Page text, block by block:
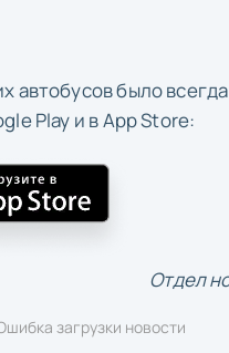
было
Play и в App Store:
Отдел
загрузки новости